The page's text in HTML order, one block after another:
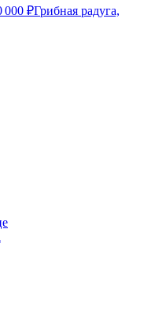
000 ₽Грибная радуга,